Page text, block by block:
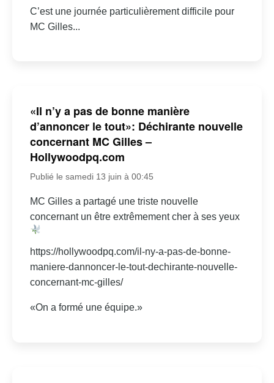
C’est une journée particulièrement difficile pour
MC Gilles...
«Il n’y a pas de bonne manière
d’annoncer le tout»: Déchirante nouvelle
concernant MC Gilles –
Hollywoodpq.com
Publié le samedi 13 juin à 00:45
MC Gilles a partagé une triste nouvelle
concernant un être extrêmement cher à ses yeux
https://hollywoodpq.com/il-ny-a-pas-de-bonne-
maniere-dannoncer-le-tout-dechirante-nouvelle-
concernant-mc-gilles/
«On a formé une équipe.»